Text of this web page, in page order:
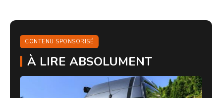
CONTENU SPONSORISÉ
À LIRE ABSOLUMENT